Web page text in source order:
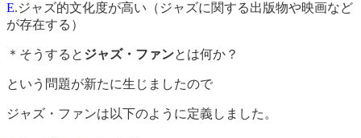
E.ジャズ的文化度が高い（ジャズに関する出版物や映画など
が存在する）
＊そうすると ジャズ・ファンとは何か？
という問題が新たに生じましたので
ジャズ・ファンは以下のように定義しました。